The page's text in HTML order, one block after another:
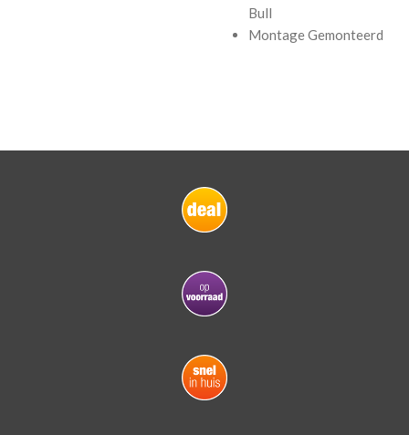
Bull
MontageGemonteerd